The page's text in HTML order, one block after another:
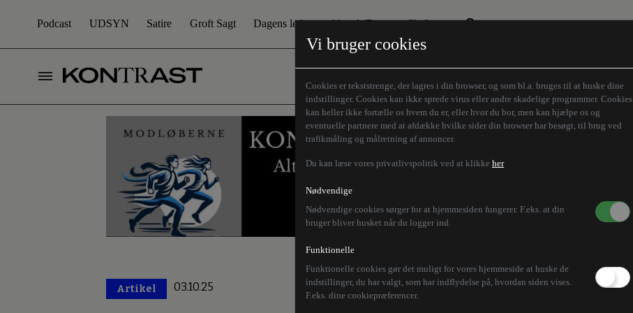
Vi bruger cookies
Cookies er tekststrenge, der lagres i din browser, og som bl.a. bruges til at huske dine
indstillinger. Cookies kan ikke sprede virus eller andre skadelige programmer. Cookies
kan heller ikke fortælle os hvem du er, eller hvor du bor, men kan hjælpe os og
eventuelle partnere med at afdække hvilke sider din browser har besøgt, til brug ved
trafikmåling og målretning af annoncer.
Du kan læse vores privatlivspolitik ved at klikke her
Nødvendige
Nødvendige cookies sørger for at hjemmesiden fungerer. F.eks. at din
bruger bliver husket når du logger ind.
Funktionelle
Funktionelle cookies gør det muligt for vores hjemmeside at huske de
indstillinger, du har valgt, som har indflydelse på, hvordan siden vises.
F.eks. dine cookiepræferencer.
Podcast UDSYN Satire Groft Sagt Dagens leder Aktuelt Tema
Den borgelige brille
Humaniora forfra
Store Danskere
Skribenter
Z-aksen
Artikel 03.10.25